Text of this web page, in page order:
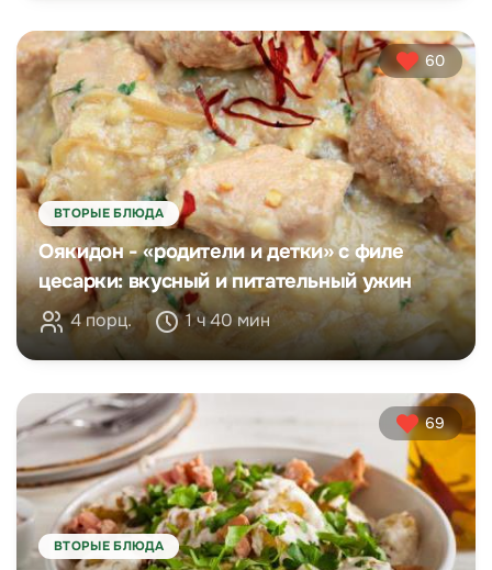
60
ВТОРЫЕ БЛЮДА
Оякидон - «родители и детки» с филе
цесарки: вкусный и питательный ужин
4 порц. 1 ч 40 мин
69
ВТОРЫЕ БЛЮДА